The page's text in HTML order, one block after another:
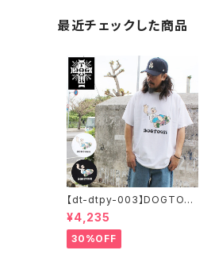
最近チェックした商品
【dt-dtpy-003】DOGTOW
N ドッグタウン POPEYE SK
ATE S/S T-SHIRTS ポパイ
半袖 ショートスリーブT 大き
いサイズ 半袖 M L XL 大きめ
¥4,235
30%OFF